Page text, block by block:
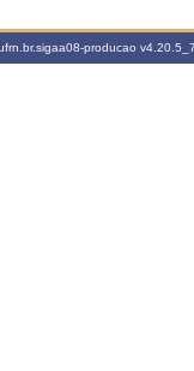
producao v4.20.5_7